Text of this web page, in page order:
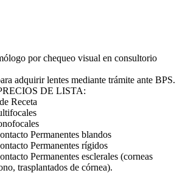
por chequeo visual en consultorio
adquirir lentes mediante trámite ante BPS.
DE LISTA:
Receta
Permanentes blandos
Permanentes rígidos
Permanentes esclerales (corneas
trasplantados de córnea).